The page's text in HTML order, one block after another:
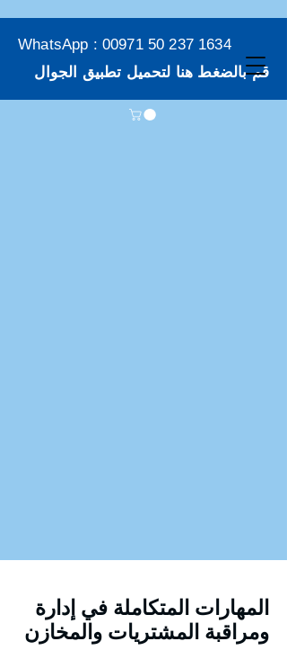
WhatsApp : 00971 50 237 1634
قم بالضغط هنا لتحميل تطبيق الجوال
المهارات المتكاملة في إدارة
ومراقبة المشتريات والمخازن